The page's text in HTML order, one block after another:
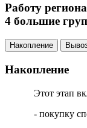
Работу
4 большие
Накопление
Накопление
Этот этап
- покупку